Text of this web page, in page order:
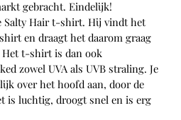
gebracht. Eindelijk!
Salty Hair t-shirt. Hij vindt het
en draagt het daarom graag
Het t-shirt is dan ook
zowel UVA als UVB straling. Je
over het hoofd aan, door de
is luchtig, droogt snel en is erg